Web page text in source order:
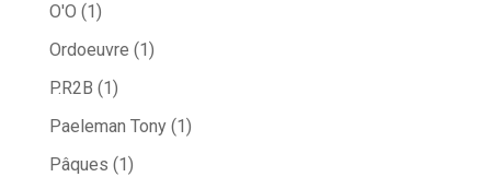
O'O (1)
Ordoeuvre (1)
P.R2B (1)
Paeleman Tony(1)
Pâques (1)